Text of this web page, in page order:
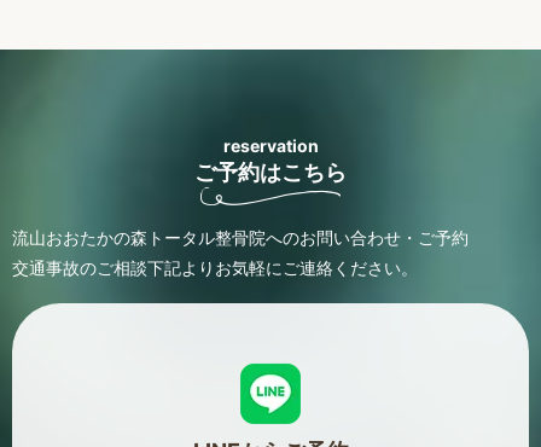
reservation
ご予約はこちら
流山おおたかの森トータル整骨院へのお問い合わせ・ご予約
交通事故のご相談下記よりお気軽にご連絡ください。